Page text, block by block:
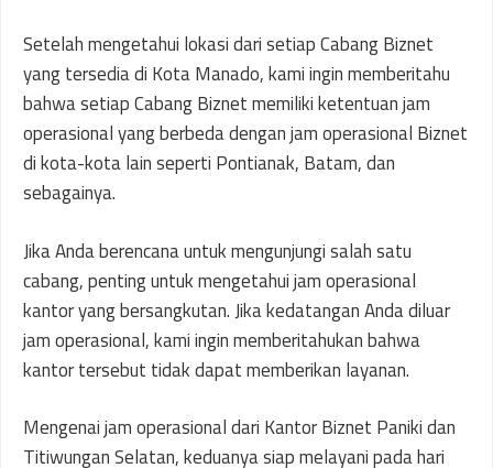
Setelah mengetahui lokasi dari setiap Cabang Biznet
yang tersedia di Kota Manado, kami ingin memberitahu
bahwa setiap Cabang Biznet memiliki ketentuan jam
operasional yang berbeda dengan jam operasional Biznet
di kota-kota lain seperti Pontianak, Batam, dan
sebagainya.
Jika Anda berencana untuk mengunjungi salah satu
cabang, penting untuk mengetahui jam operasional
kantor yang bersangkutan. Jika kedatangan Anda diluar
jam operasional, kami ingin memberitahukan bahwa
kantor tersebut tidak dapat memberikan layanan.
Mengenai jam operasional dari Kantor Biznet Paniki dan
Titiwungan Selatan, keduanya siap melayani pada hari